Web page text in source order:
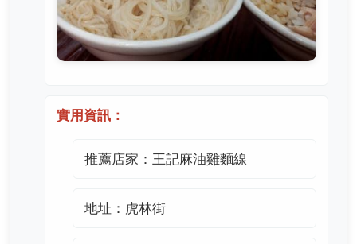
實用資訊：
推薦店家：王記麻油雞麵線
地址：虎林街